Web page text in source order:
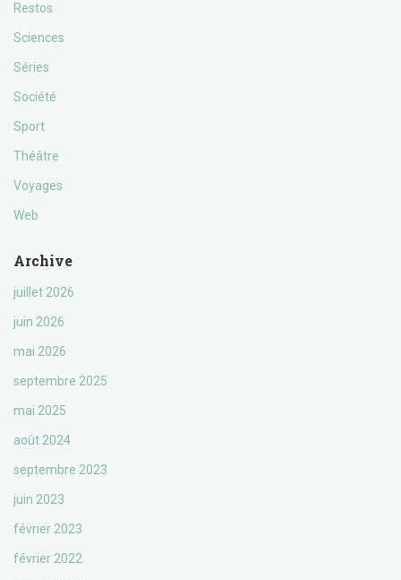
Restos
Sciences
Séries
Société
Sport
Théâtre
Voyages
Web
Archive
juillet 2026
juin 2026
mai 2026
septembre 2025
mai 2025
août 2024
septembre 2023
juin 2023
février 2023
février 2022